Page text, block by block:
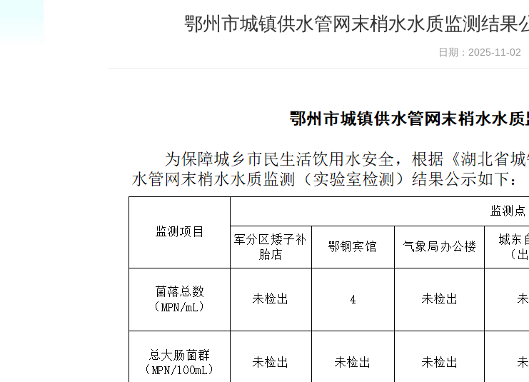
鄂州市城镇供水管网末梢水水质监测结果
日期：2025-11-02